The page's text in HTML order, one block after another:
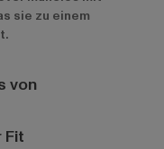
sie zu einem
von
Fit